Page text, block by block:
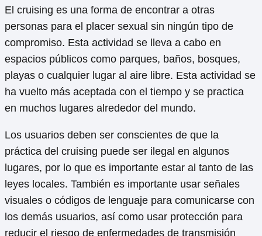
El cruising es una forma de encontrar a otras
personas para el placer sexual sin ningún tipo de
compromiso. Esta actividad se lleva a cabo en
espacios públicos como parques, baños, bosques,
playas o cualquier lugar al aire libre. Esta actividad se
ha vuelto más aceptada con el tiempo y se practica
en muchos lugares alrededor del mundo.
Los usuarios deben ser conscientes de que la
práctica del cruising puede ser ilegal en algunos
lugares, por lo que es importante estar al tanto de las
leyes locales. También es importante usar señales
visuales o códigos de lenguaje para comunicarse con
los demás usuarios, así como usar protección para
reducir el riesgo de enfermedades de transmisión